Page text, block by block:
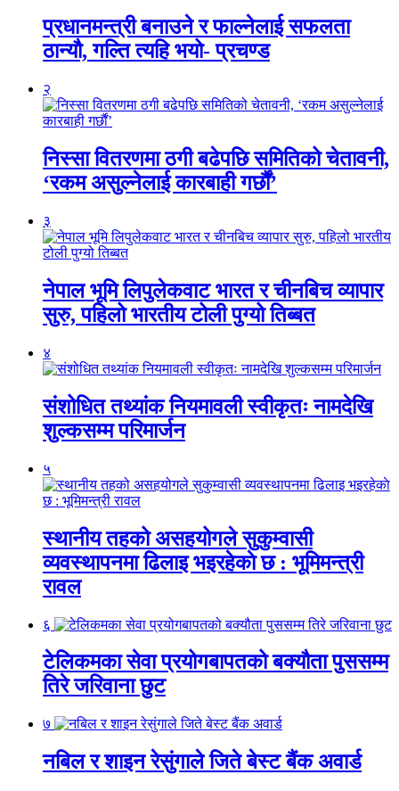
प्रधानमन्त्री बनाउने र फाल्नेलाई सफलता
ठान्यौ, गल्ति त्यहि भयो- प्रचण्ड
२
निस्सा वितरणमा ठगी बढेपछि समितिको चेतावनी,
‘रकम असुल्नेलाई कारबाही गर्छाैं’
३
नेपाल भूमि लिपुलेकवाट भारत र चीनबिच व्यापार
सुरु, पहिलो भारतीय टोली पुग्यो तिब्बत
४
संशोधित तथ्यांक नियमावली स्वीकृतः नामदेखि
शुल्कसम्म परिमार्जन
५
स्थानीय तहको असहयोगले सुकुम्वासी
व्यवस्थापनमा ढिलाइ भइरहेकाे छ : भूमिमन्त्री
रावल
६
टेलिकमका सेवा प्रयोगबापतको बक्यौता पुससम्म
तिरे जरिवाना छुट
७
नबिल र शाइन रेसुंगाले जिते बेस्ट बैंक अवार्ड